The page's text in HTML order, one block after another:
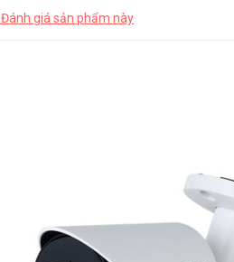
Đánh giá sản phẩm này